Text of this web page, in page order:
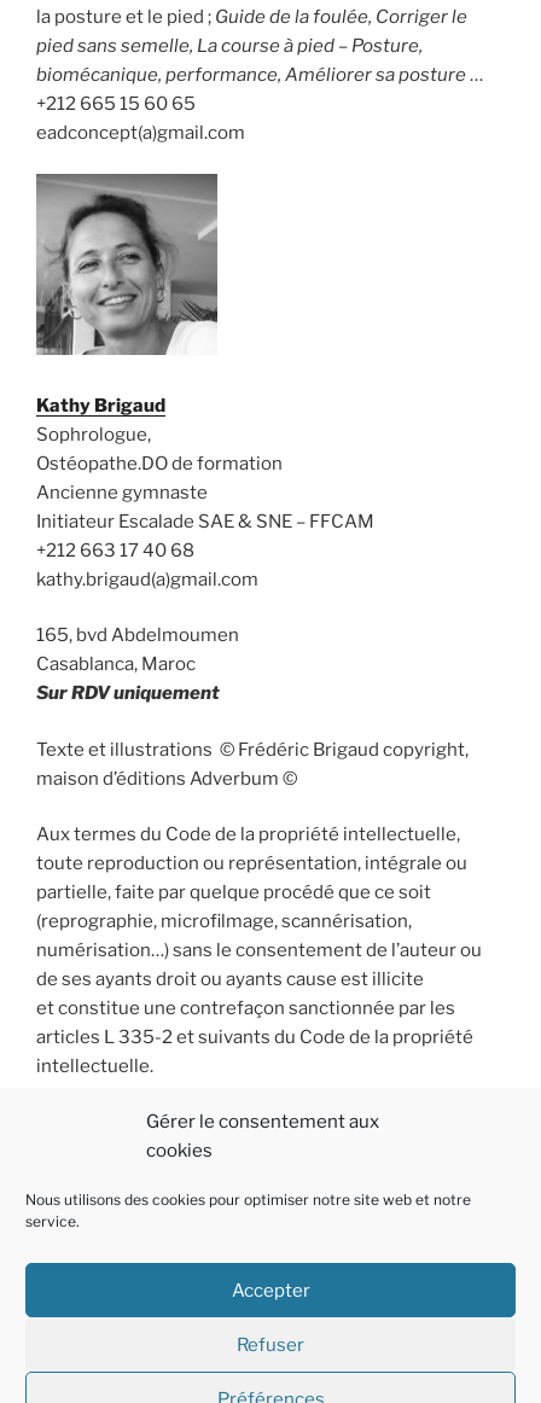
Gérer le consentement aux
cookies
Nous utilisons des cookies pour optimiser notre site web et notre
service.
Accepter
Refuser
la posture et le pied ; Guide de la foulée, Corriger le
pied sans semelle, La course à pied – Posture,
biomécanique, performance, Améliorer sa posture…
+212 665 15 60 65
eadconcept(a)gmail.com
Kathy Brigaud
Sophrologue,
Ostéopathe.DO de formation
Ancienne gymnaste
Initiateur Escalade SAE & SNE – FFCAM
+212 663 17 40 68
kathy.brigaud(a)gmail.com
165, bvd Abdelmoumen
Casablanca, Maroc
Sur RDV uniquement
Texte et illustrations © Frédéric Brigaud copyright,
maison d’éditions Adverbum ©
Aux termes du Code de la propriété intellectuelle,
toute reproduction ou représentation, intégrale ou
partielle, faite par quelque procédé que ce soit
(reprographie, microfilmage, scannérisation,
numérisation…) sans le consentement de l’auteur ou
de ses ayants droit ou ayants cause est illicite
et constitue une contrefaçon sanctionnée par les
articles L 335-2 et suivants du Code de la propriété
intellectuelle.
PolitiqueE-
Linkedin